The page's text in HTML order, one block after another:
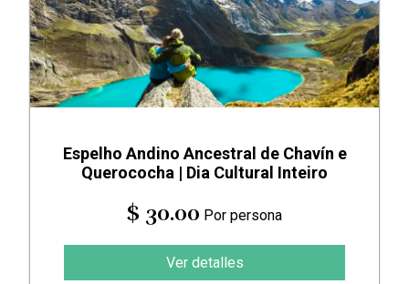
Espelho Andino Ancestral de Chavín e
Querococha | Dia Cultural Inteiro
$ 30.00 Por persona
Ver detalles